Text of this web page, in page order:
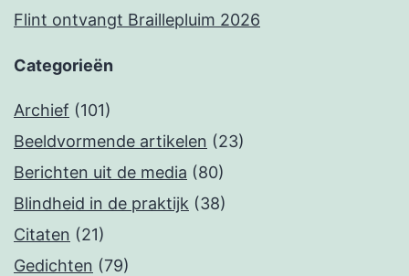
Flint ontvangt Braillepluim 2026
Categorieën
Archief (101)
Beeldvormende artikelen (23)
Berichten uit de media (80)
Blindheid in de praktijk (38)
Citaten (21)
Gedichten (79)